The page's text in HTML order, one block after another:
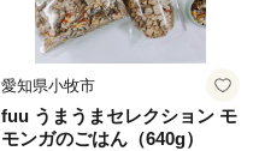
愛知県小牧市
fuu うまうまセレクション モ
モンガのごはん（640g）